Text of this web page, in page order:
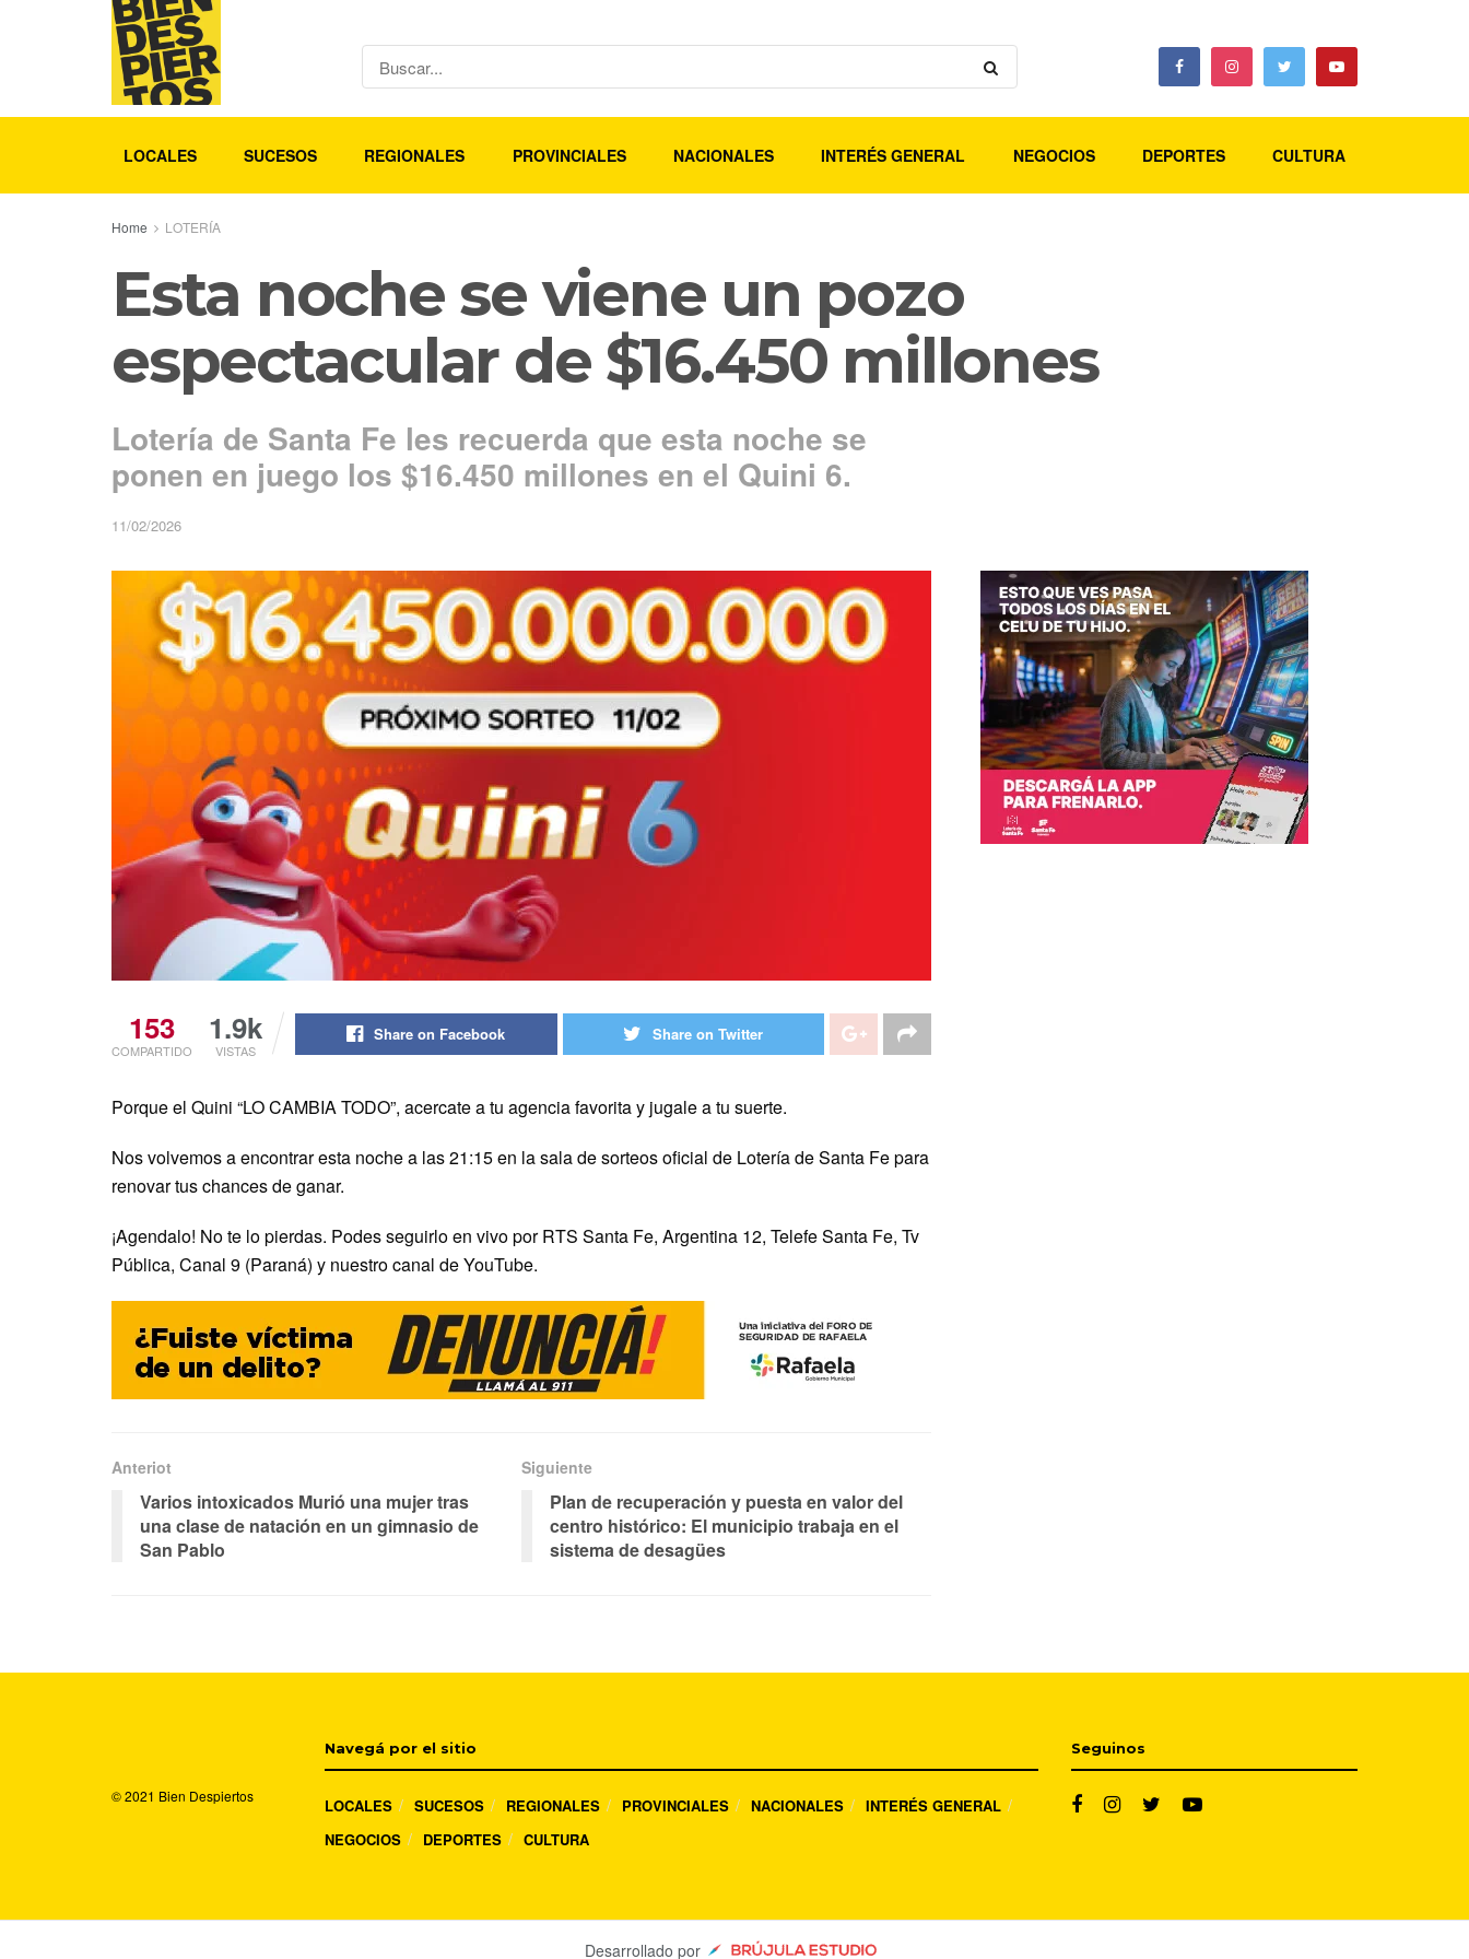
LOCALES SUCESOS REGIONALES PROVINCIALES NACIONALES INTERÉS GENERAL NEGOCIOS DEPORTES CULTURA
Home LOTERÍA
Esta noche se viene un pozo
espectacular de $16.450 millones
Lotería de Santa Fe les recuerda que esta noche se
ponen en juego los $16.450 millones en el Quini 6.
11/02/2026
153
COMPARTIDO
1.9k
VISTAS
Share on Facebook Share on Twitter
Porque el Quini “LO CAMBIA TODO”, acercate a tu agencia favorita y jugale a tu suerte.
Nos volvemos a encontrar esta noche a las 21:15 en la sala de sorteos oficial de Lotería de Santa Fe para
renovar tus chances de ganar.
¡Agendalo! No te lo pierdas. Podes seguirlo en vivo por RTS Santa Fe, Argentina 12, Telefe Santa Fe, Tv
Pública, Canal 9 (Paraná) y nuestro canal de YouTube.
Anteriot
Varios intoxicados Murió una mujer tras
una clase de natación en un gimnasio de
San Pablo
Siguiente
Plan de recuperación y puesta en valor del
centro histórico: El municipio trabaja en el
sistema de desagües
© 2021 Bien Despiertos
Navegá por el sitio
LOCALES SUCESOS REGIONALES PROVINCIALES NACIONALES
INTERÉS GENERAL
NEGOCIOS
DEPORTES CULTURA
Seguinos
Desarrollado por